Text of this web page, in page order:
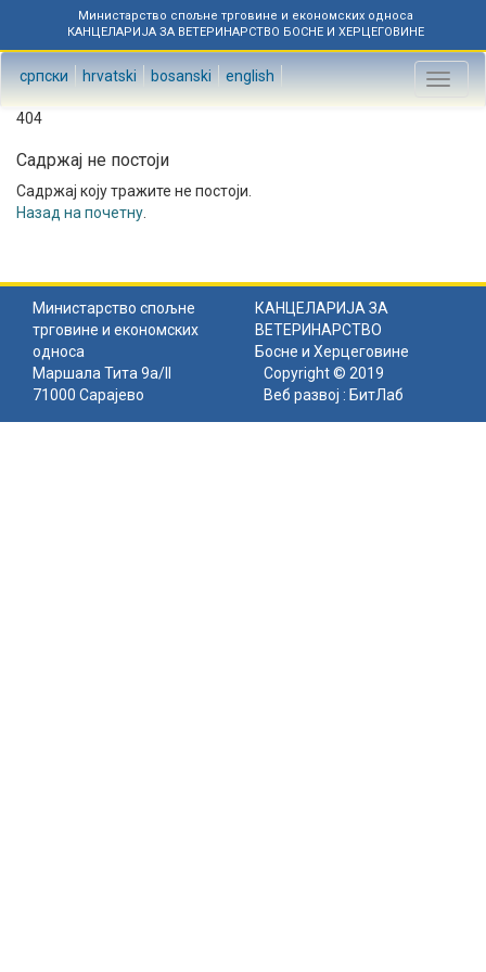
Министарство спољне трговине и економских односа
КАНЦЕЛАРИЈА ЗА ВЕТЕРИНАРСТВО БОСНЕ И ХЕРЦЕГОВИНЕ
српски hrvatski bosanski english
Toggle
404
Садржај не постоји
Садржај коју тражите не постоји.
Назад на почетну
Министарство спољне
трговине и економских
односа
КАНЦЕЛАРИЈА ЗА
ВЕТЕРИНАРСТВО
Босне и Херцеговине
Маршала Тита 9а/II
71000 Сарајево
Copyright © 2019
Веб развој : БитЛаб